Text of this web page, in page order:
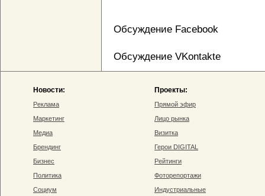
Обсуждение Facebook
Обсуждение VKontakte
Новости:
Реклама
Маркетинг
Медиа
Брендинг
Бизнес
Политика
Социум
Проекты:
Прямой эфир
Лицо рынка
Визитка
Герои DIGITAL
Рейтинги
Фоторепортажи
Индустриальные